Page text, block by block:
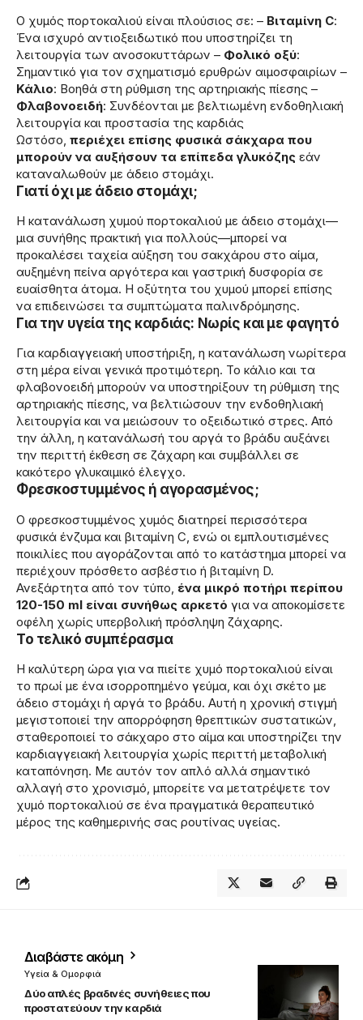
Ο χυμός πορτοκαλιού είναι πλούσιος σε: – Βιταμίνη C:
Ένα ισχυρό αντιοξειδωτικό που υποστηρίζει τη
λειτουργία των ανοσοκυττάρων – Φολικό οξύ:
Σημαντικό για τον σχηματισμό ερυθρών αιμοσφαιρίων –
Κάλιο: Βοηθά στη ρύθμιση της αρτηριακής πίεσης –
Φλαβονοειδή: Συνδέονται με βελτιωμένη ενδοθηλιακή
λειτουργία και προστασία της καρδιάς
Ωστόσο, περιέχει επίσης φυσικά σάκχαρα που
μπορούν να αυξήσουν τα επίπεδα γλυκόζης εάν
καταναλωθούν με άδειο στομάχι.
Γιατί όχι με άδειο στομάχι;
Η κατανάλωση χυμού πορτοκαλιού με άδειο στομάχι—
μια συνήθης πρακτική για πολλούς—μπορεί να
προκαλέσει ταχεία αύξηση του σακχάρου στο αίμα,
αυξημένη πείνα αργότερα και γαστρική δυσφορία σε
ευαίσθητα άτομα. Η οξύτητα του χυμού μπορεί επίσης
να επιδεινώσει τα συμπτώματα παλινδρόμησης.
Για την υγεία της καρδιάς: Νωρίς και με φαγητό
Για καρδιαγγειακή υποστήριξη, η κατανάλωση νωρίτερα
στη μέρα είναι γενικά προτιμότερη. Το κάλιο και τα
φλαβονοειδή μπορούν να υποστηρίξουν τη ρύθμιση της
αρτηριακής πίεσης, να βελτιώσουν την ενδοθηλιακή
λειτουργία και να μειώσουν το οξειδωτικό στρες. Από
την άλλη, η κατανάλωσή του αργά το βράδυ αυξάνει
την περιττή έκθεση σε ζάχαρη και συμβάλλει σε
κακότερο γλυκαιμικό έλεγχο.
Φρεσκοστυμμένος ή αγορασμένος;
Ο φρεσκοστυμμένος χυμός διατηρεί περισσότερα
φυσικά ένζυμα και βιταμίνη C, ενώ οι εμπλουτισμένες
ποικιλίες που αγοράζονται από το κατάστημα μπορεί να
περιέχουν πρόσθετο ασβέστιο ή βιταμίνη D.
Ανεξάρτητα από τον τύπο, ένα μικρό ποτήρι περίπου
120-150 ml είναι συνήθως αρκετό για να αποκομίσετε
οφέλη χωρίς υπερβολική πρόσληψη ζάχαρης.
Το τελικό συμπέρασμα
Η καλύτερη ώρα για να πιείτε χυμό πορτοκαλιού είναι
το πρωί με ένα ισορροπημένο γεύμα, και όχι σκέτο με
άδειο στομάχι ή αργά το βράδυ. Αυτή η χρονική στιγμή
μεγιστοποιεί την απορρόφηση θρεπτικών συστατικών,
σταθεροποιεί το σάκχαρο στο αίμα και υποστηρίζει την
καρδιαγγειακή λειτουργία χωρίς περιττή μεταβολική
καταπόνηση. Με αυτόν τον απλό αλλά σημαντικό
αλλαγή στο χρονισμό, μπορείτε να μετατρέψετε τον
χυμό πορτοκαλιού σε ένα πραγματικά θεραπευτικό
μέρος της καθημερινής σας ρουτίνας υγείας.
Διαβάστε ακόμη
Υγεία & Ομορφιά
Δύο απλές βραδινές συνήθειες που
προστατεύουν την καρδιά